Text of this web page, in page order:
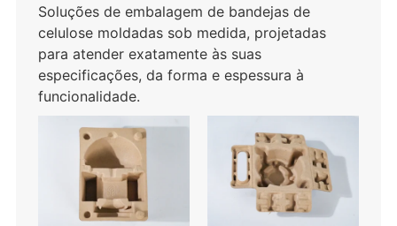
Soluções de embalagem de bandejas de
celulose moldadas sob medida, projetadas
para atender exatamente às suas
especificações, da forma e espessura à
funcionalidade.